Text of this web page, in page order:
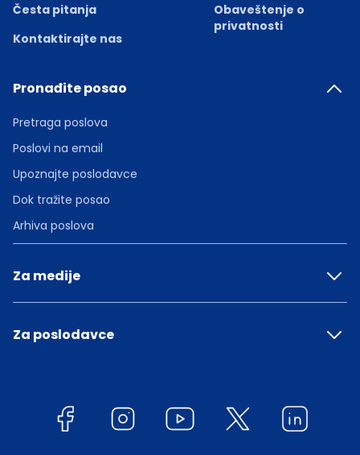
Česta pitanja
Kontaktirajte nas
Obaveštenje o
privatnosti
Pronađite posao
Pretraga poslova
Poslovi na email
Upoznajte poslodavce
Dok tražite posao
Arhiva poslova
Za medije
Za poslodavce